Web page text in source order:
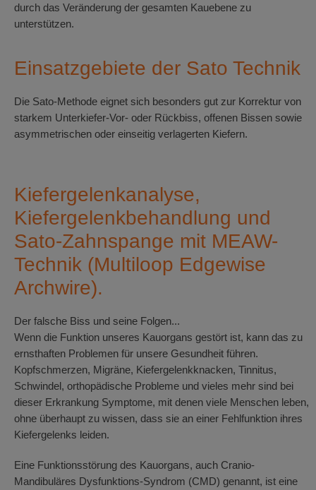
durch das Veränderung der gesamten Kauebene zu
unterstützen.
Einsatzgebiete der Sato Technik
Die Sato-Methode eignet sich besonders gut zur Korrektur von
starkem Unterkiefer-Vor- oder Rückbiss, offenen Bissen sowie
asymmetrischen oder einseitig verlagerten Kiefern.
Kiefergelenkanalyse,
Kiefergelenkbehandlung und
Sato-Zahnspange mit MEAW-
Technik (Multiloop Edgewise
Archwire).
Der falsche Biss und seine Folgen...
Wenn die Funktion unseres Kauorgans gestört ist, kann das zu
ernsthaften Problemen für unsere Gesundheit führen.
Kopfschmerzen, Migräne, Kiefergelenkknacken, Tinnitus,
Schwindel, orthopädische Probleme und vieles mehr sind bei
dieser Erkrankung Symptome, mit denen viele Menschen leben,
ohne überhaupt zu wissen, dass sie an einer Fehlfunktion ihres
Kiefergelenks leiden.
Eine Funktionsstörung des Kauorgans, auch Cranio-
Mandibuläres Dysfunktions-Syndrom (CMD) genannt, ist eine